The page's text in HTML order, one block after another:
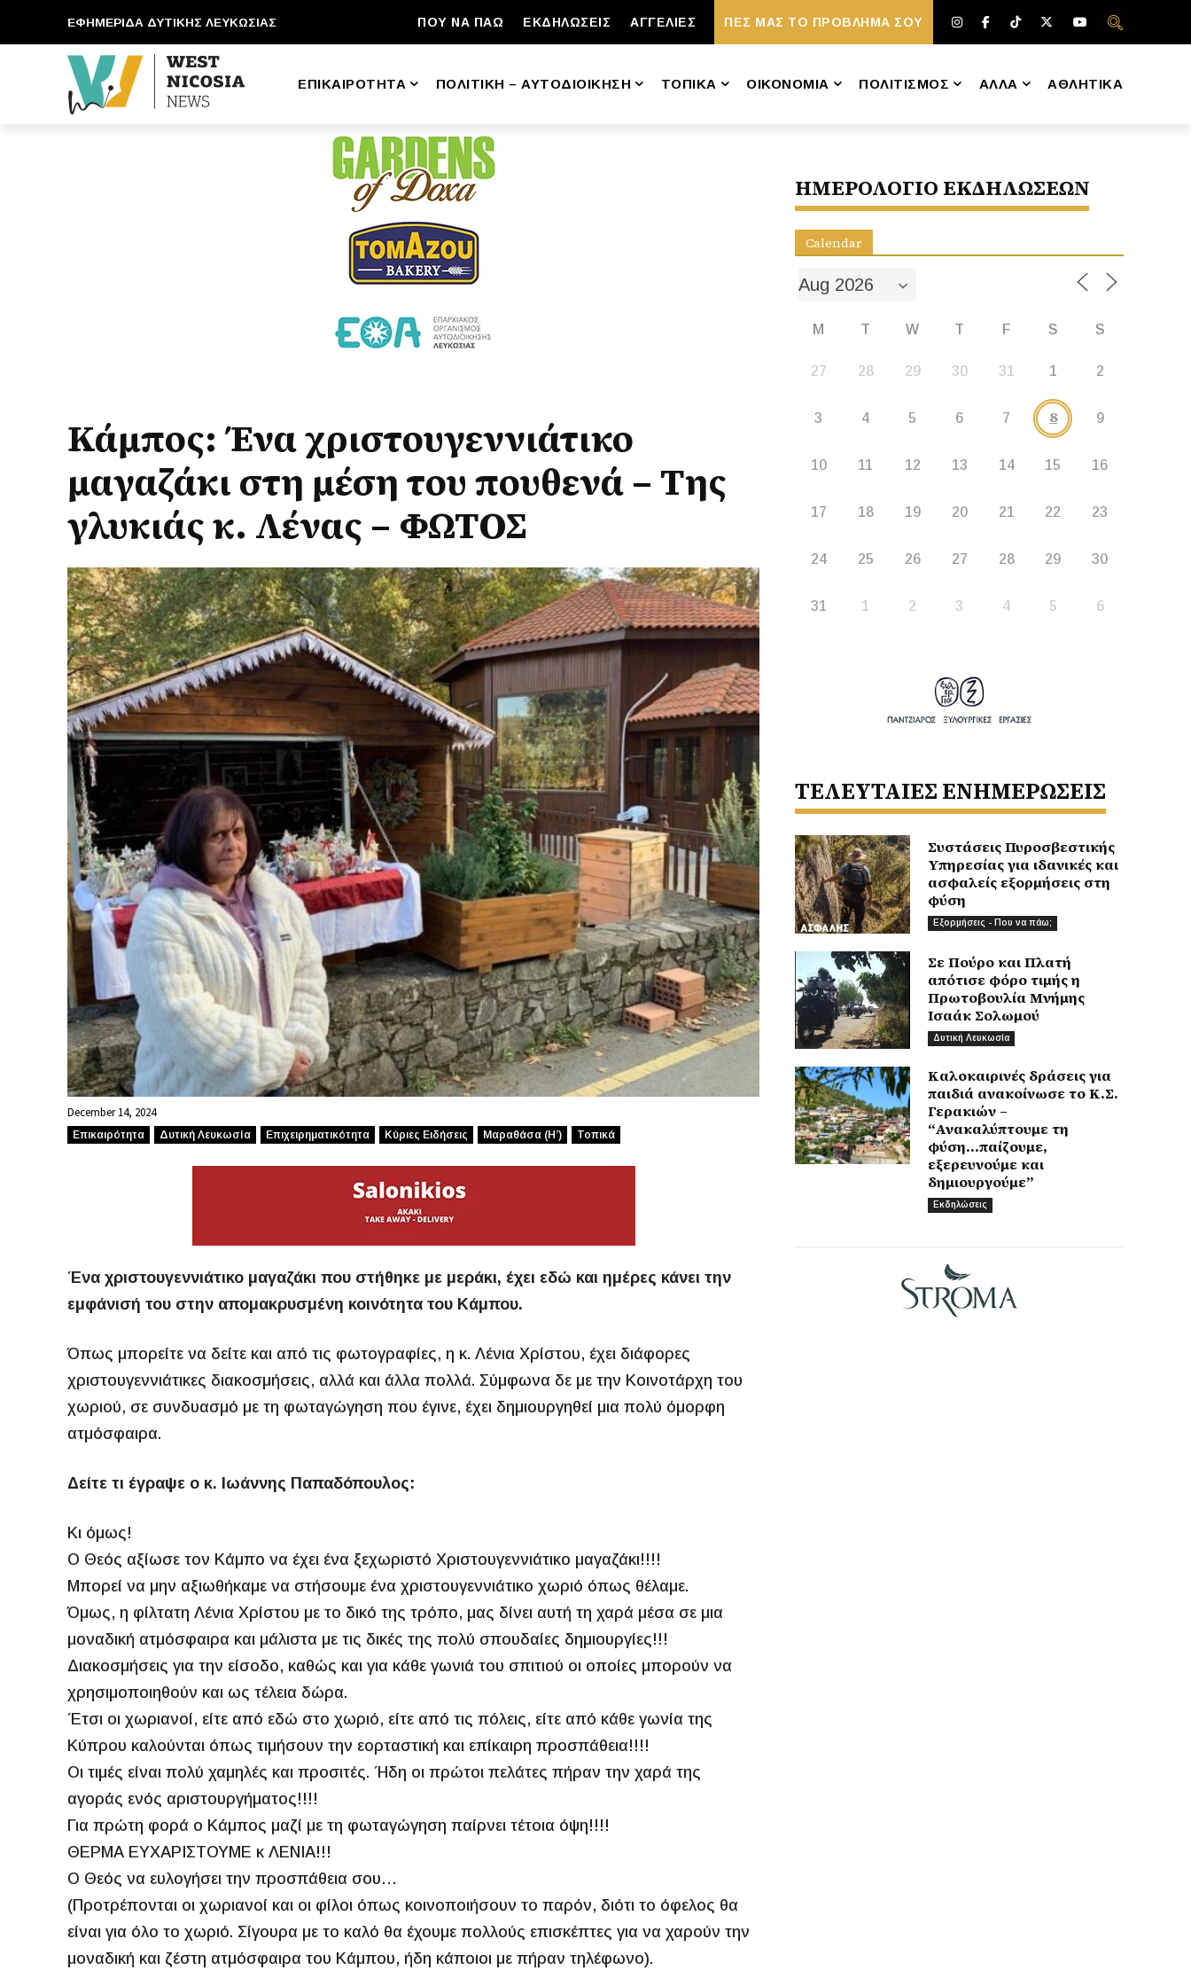
ΕΦΗΜΕΡΙΔΑ ΔΥΤΙΚΗΣ ΛΕΥΚΩΣΙΑΣ ΠΟΥ ΝΑ ΠΑΩ ΕΚΔΗΛΩΣΕΙΣ ΑΓΓΕΛΙΕΣ ΠΕΣ ΜΑΣ ΤΟ ΠΡΟΒΛΗΜΑ ΣΟΥ
ΕΠΙΚΑΙΡΟΤΗΤΑ ΠΟΛΙΤΙΚΗ – ΑΥΤΟΔΙΟΙΚΗΣΗ ΤΟΠΙΚΑ ΟΙΚΟΝΟΜΙΑ ΠΟΛΙΤΙΣΜΟΣ ΑΛΛΑ ΑΘΛΗΤΙΚΑ
Κάμπος: Ένα χριστουγεννιάτικο
μαγαζάκι στη μέση του πουθενά – Της
γλυκιάς κ. Λένας – ΦΩΤΟΣ
December 14, 2024
Επικαιρότητα Δυτική Λευκωσία Επιχειρηματικότητα Κύριες Ειδήσεις Μαραθάσα (Η’) Τοπικά
Ένα χριστουγεννιάτικο μαγαζάκι που στήθηκε με μεράκι, έχει εδώ και ημέρες κάνει την
εμφάνισή του στην απομακρυσμένη κοινότητα του Κάμπου.
Όπως μπορείτε να δείτε και από τις φωτογραφίες, η κ. Λένια Χρίστου, έχει διάφορες
χριστουγεννιάτικες διακοσμήσεις, αλλά και άλλα πολλά. Σύμφωνα δε με την Κοινοτάρχη του
χωριού, σε συνδυασμό με τη φωταγώγηση που έγινε, έχει δημιουργηθεί μια πολύ όμορφη
ατμόσφαιρα.
Δείτε τι έγραψε ο κ. Ιωάννης Παπαδόπουλος:
Κι όμως!
Ο Θεός αξίωσε τον Κάμπο να έχει ένα ξεχωριστό Χριστουγεννιάτικο μαγαζάκι!!!!
Μπορεί να μην αξιωθήκαμε να στήσουμε ένα χριστουγεννιάτικο χωριό όπως θέλαμε.
Όμως, η φίλτατη Λένια Χρίστου με το δικό της τρόπο, μας δίνει αυτή τη χαρά μέσα σε μια
μοναδική ατμόσφαιρα και μάλιστα με τις δικές της πολύ σπουδαίες δημιουργίες!!!
Διακοσμήσεις για την είσοδο, καθώς και για κάθε γωνιά του σπιτιού οι οποίες μπορούν να
χρησιμοποιηθούν και ως τέλεια δώρα.
Έτσι οι χωριανοί, είτε από εδώ στο χωριό, είτε από τις πόλεις, είτε από κάθε γωνία της
Κύπρου καλούνται όπως τιμήσουν την εορταστική και επίκαιρη προσπάθεια!!!!
Οι τιμές είναι πολύ χαμηλές και προσιτές. Ήδη οι πρώτοι πελάτες πήραν την χαρά της
αγοράς ενός αριστουργήματος!!!!
Για πρώτη φορά ο Κάμπος μαζί με τη φωταγώγηση παίρνει τέτοια όψη!!!!
ΘΕΡΜΑ ΕΥΧΑΡΙΣΤΟΥΜΕ κ ΛΕΝΙΑ!!!
Ο Θεός να ευλογήσει την προσπάθεια σου…
(Προτρέπονται οι χωριανοί και οι φίλοι όπως κοινοποιήσουν το παρόν, διότι το όφελος θα
είναι για όλο το χωριό. Σίγουρα με το καλό θα έχουμε πολλούς επισκέπτες για να χαρούν την
μοναδική και ζέστη ατμόσφαιρα του Κάμπου, ήδη κάποιοι με πήραν τηλέφωνο).
ΗΜΕΡΟΛΟΓΙΟ ΕΚΔΗΛΩΣΕΩΝ
Calendar
M T W T F S S
27 28 29 30 31 1 2
3 4 5 6 7 8 9
10 11 12 13 14 15 16
17 18 19 20 21 22 23
24 25 26 27 28 29 30
31 1 2 3 4 5 6
ΤΕΛΕΥΤΑΙΕΣ ΕΝΗΜΕΡΩΣΕΙΣ
Συστάσεις Πυροσβεστικής
Υπηρεσίας για ιδανικές και
ασφαλείς εξορμήσεις στη
φύση
Εξορμήσεις - Που να πάω;
Σε Πούρο και Πλατή
απότισε φόρο τιμής η
Πρωτοβουλία Μνήμης
Ισαάκ Σολωμού
Δυτική Λευκωσία
Καλοκαιρινές δράσεις για
παιδιά ανακοίνωσε το Κ.Σ.
Γερακιών –
“Ανακαλύπτουμε τη
φύση…παίζουμε,
εξερευνούμε και
δημιουργούμε”
Εκδηλώσεις